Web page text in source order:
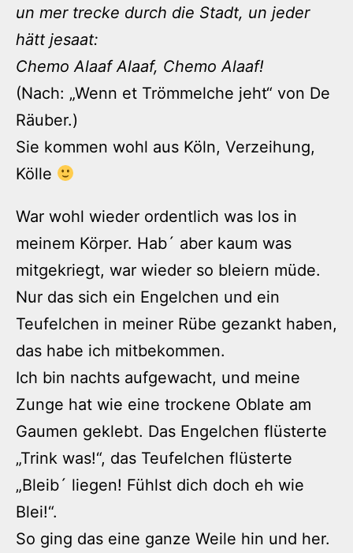
un mer trecke durch die Stadt, un jeder
hätt jesaat:
Chemo Alaaf Alaaf, Chemo Alaaf!
(Nach: „Wenn et Trömmelche jeht“ von De
Räuber.)
Sie kommen wohl aus Köln, Verzeihung,
Kölle
War wohl wieder ordentlich was los in
meinem Körper. Hab´ aber kaum was
mitgekriegt, war wieder so bleiern müde.
Nur das sich ein Engelchen und ein
Teufelchen in meiner Rübe gezankt haben,
das habe ich mitbekommen.
Ich bin nachts aufgewacht, und meine
Zunge hat wie eine trockene Oblate am
Gaumen geklebt. Das Engelchen flüsterte
„Trink was!“, das Teufelchen flüsterte
„Bleib´ liegen! Fühlst dich doch eh wie
Blei!“.
So ging das eine ganze Weile hin und her.